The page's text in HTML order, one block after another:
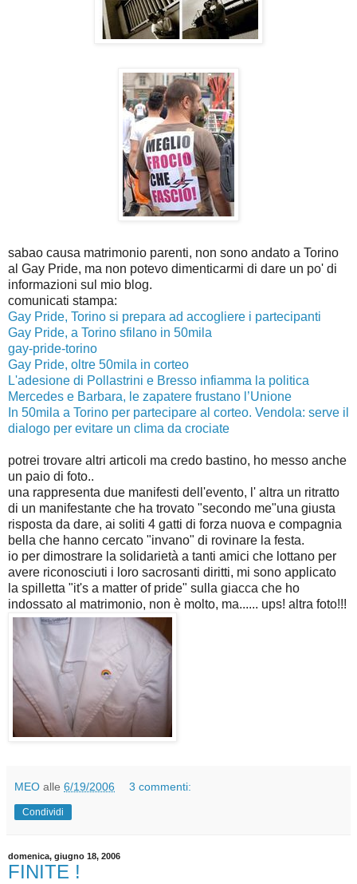
sabao causa matrimonio parenti, non sono andato a Torino
al Gay Pride, ma non potevo dimenticarmi di dare un po' di
informazioni sul mio blog.
comunicati stampa:
Gay Pride, Torino si prepara ad accogliere i partecipanti
Gay Pride, a Torino sfilano in 50mila
gay-pride-torino
Gay Pride, oltre 50mila in corteo
L'adesione di Pollastrini e Bresso infiamma la politica
Mercedes e Barbara, le zapatere frustano l’Unione
In 50mila a Torino per partecipare al corteo. Vendola: serve il
dialogo per evitare un clima da crociate
potrei trovare altri articoli ma credo bastino, ho messo anche
un paio di foto..
una rappresenta due manifesti dell'evento, l' altra un ritratto
di un manifestante che ha trovato "secondo me"una giusta
risposta da dare, ai soliti 4 gatti di forza nuova e compagnia
bella che hanno cercato "invano" di rovinare la festa.
io per dimostrare la solidarietà a tanti amici che lottano per
avere riconosciuti i loro sacrosanti diritti, mi sono applicato
la spilletta "it's a matter of pride" sulla giacca che ho
indossato al matrimonio, non è molto, ma...... ups! altra foto!!!
MEO alle 6/19/2006 3 commenti:
Condividi
domenica, giugno 18, 2006
FINITE !